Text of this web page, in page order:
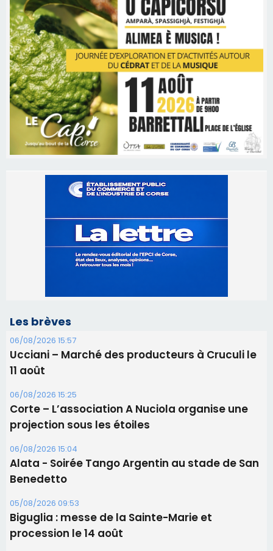
Les brèves
06/08/2026 15:57
Ucciani – Marché des producteurs à Cruculi le
11 août
06/08/2026 15:25
Corte – L’association A Nuciola organise une
projection sous les étoiles
06/08/2026 15:04
Alata - Soirée Tango Argentin au stade de San
Benedetto
05/08/2026 09:53
Biguglia : messe de la Sainte-Marie et
procession le 14 août